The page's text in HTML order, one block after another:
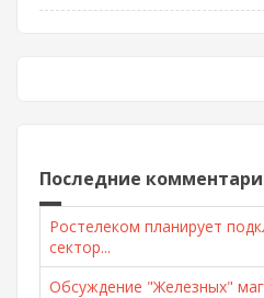
Последние
Ростелеком планирует
сектор...
Обсуждение "Железных"